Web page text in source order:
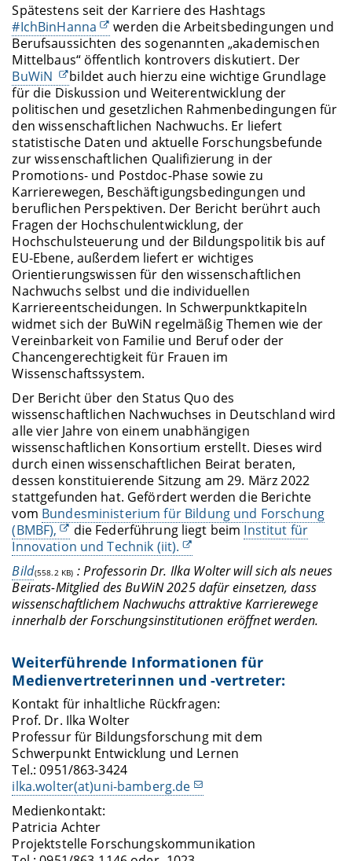
Spätestens seit der Karriere des Hashtags
#IchBinHanna
werden die Arbeitsbedingungen und
Berufsaussichten des sogenannten „akademischen
Mittelbaus“ öffentlich kontrovers diskutiert. Der
BuWiN
bildet auch hierzu eine wichtige Grundlage
für die Diskussion und Weiterentwicklung der
politischen und gesetzlichen Rahmenbedingungen für
den wissenschaftlichen Nachwuchs. Er liefert
statistische Daten und aktuelle Forschungsbefunde
zur wissenschaftlichen Qualifizierung in der
Promotions- und Postdoc-Phase sowie zu
Karrierewegen, Beschäftigungsbedingungen und
beruflichen Perspektiven. Der Bericht berührt auch
Fragen der Hochschulentwicklung, der
Hochschulsteuerung und der Bildungspolitik bis auf
EU-Ebene, außerdem liefert er wichtiges
Orientierungswissen für den wissenschaftlichen
Nachwuchs selbst und die individuellen
Karriereentscheidungen. In Schwerpunktkapiteln
widmet sich der BuWiN regelmäßig Themen wie der
Vereinbarkeit von Familie und Beruf oder der
Chancengerechtigkeit für Frauen im
Wissenschaftssystem.
Der Bericht über den Status Quo des
wissenschaftlichen Nachwuchses in Deutschland wird
alle vier Jahre von einem unabhängigen
wissenschaftlichen Konsortium erstellt. Dieses wird
durch einen wissenschaftlichen Beirat beraten,
dessen konstituierende Sitzung am 29. März 2022
stattgefunden hat. Gefördert werden die Berichte
vom Bundesministerium für Bildung und Forschung
(BMBF),
die Federführung liegt beim Institut für
Innovation und Technik (iit).
Bild(558.2 KB) : Professorin Dr. Ilka Wolter will sich als neues
Beirats-Mitglied des BuWiN 2025 dafür einsetzen, dass
wissenschaftlichem Nachwuchs attraktive Karrierewege
innerhalb der Forschungsinstitutionen eröffnet werden.
Weiterführende Informationen für
Medienvertreterinnen und -vertreter:
Kontakt für inhaltliche Rückfragen:
Prof. Dr. Ilka Wolter
Professur für Bildungsforschung mit dem
Schwerpunkt Entwicklung und Lernen
Tel.: 0951/863-3424
ilka.wolter(at)uni-bamberg.de
Medienkontakt:
Patricia Achter
Projektstelle Forschungskommunikation